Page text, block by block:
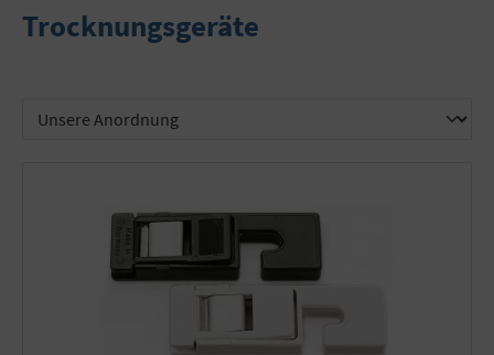
Trocknungsgeräte